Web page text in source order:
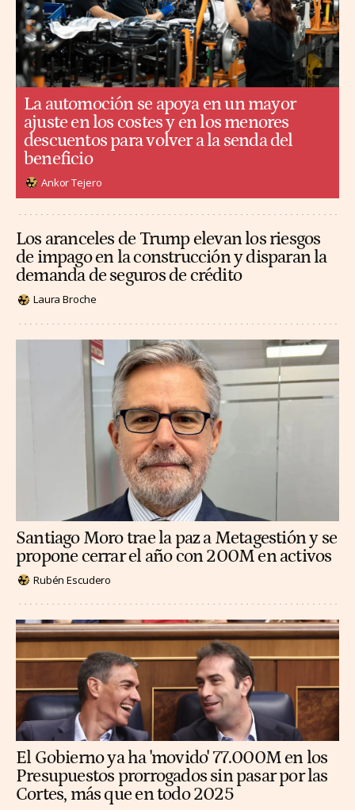
La automoción se apoya en un mayor
ajuste en los costes y en los menores
descuentos para volver a la senda del
beneficio
Ankor Tejero
Los aranceles de Trump elevan los riesgos
de impago en la construcción y disparan la
demanda de seguros de crédito
Laura Broche
Santiago Moro trae la paz a Metagestión y se
propone cerrar el año con 200M en activos
Rubén Escudero
El Gobierno ya ha 'movido' 77.000M en los
Presupuestos prorrogados sin pasar por las
Cortes, más que en todo 2025